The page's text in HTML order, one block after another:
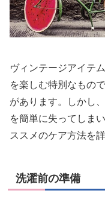
ヴィンテージアイテ
を楽しむ特別なもの
があります。しかし
を簡単に失ってしま
ススメのケア方法を
洗濯前の準備